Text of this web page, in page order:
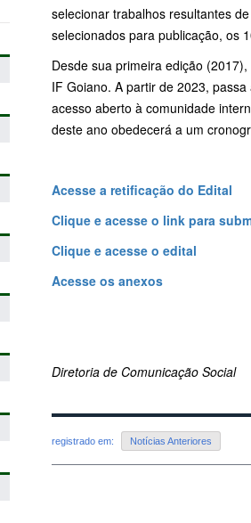
selecionar trabalhos resultantes
selecionados para publicação, os
Desde sua primeira edição
IF Goiano. A partir de 2023,
acesso aberto à comunidade
deste ano obedecerá a um
Acesse a retificação do Edital
Clique e acesse o link para
Clique e acesse o edital
Acesse os anexos
Diretoria de Comunicação Social
registrado em: Notícias Anteriores